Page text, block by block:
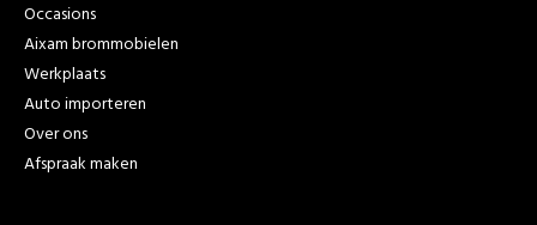
Occasions
Aixam brommobielen
Werkplaats
Auto importeren
Over ons
Afspraak maken